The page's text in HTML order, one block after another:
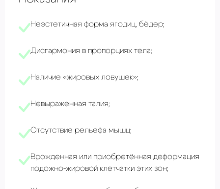
Неэстетичная форма ягодиц, бёдер;
Дисгармония в пропорциях тела;
Наличие «жировых ловушек»;
Невыраженная талия;
Отсутствие рельефа мышц;
Врожденная или приобретённая деформация
подожно-жировой клетчатки этих зон;